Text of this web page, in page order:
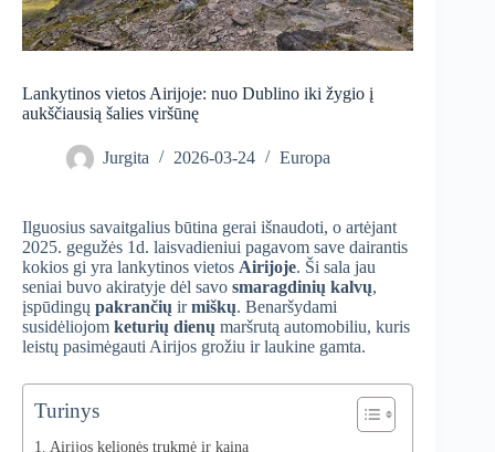
Lankytinos vietos Airijoje: nuo Dublino iki žygio į
aukščiausią šalies viršūnę
Jurgita 2026-03-24 Europa
Ilguosius savaitgalius būtina gerai išnaudoti, o artėjant
2025. gegužės 1d. laisvadieniui pagavom save dairantis
kokios gi yra lankytinos vietos Airijoje. Ši sala jau
seniai buvo akiratyje dėl savo smaragdinių kalvų,
įspūdingų pakrančių irmiškų. Benaršydami
susidėliojom keturių dienų maršrutą automobiliu, kuris
leistų pasimėgauti Airijos grožiu ir laukine gamta.
Turinys
Airijos kelionės trukmė ir kaina